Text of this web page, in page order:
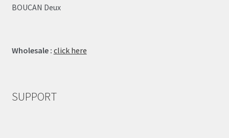
BOUCAN Deux
Wholesale : click here
SUPPORT